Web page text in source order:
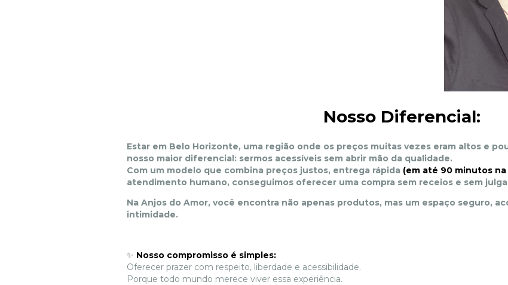
Nosso Diferencial:
Estar em Belo Horizonte, uma região onde os preços muitas vezes eram altos e
nosso maior diferencial: sermos acessíveis sem abrir mão da qualidade.
Com um modelo que combina preços justos, entrega rápida (em até 90 minutos
atendimento humano, conseguimos oferecer uma compra sem receios e sem
Na Anjos do Amor, você encontra não apenas produtos, mas um espaço seguro,
intimidade.
✨ Nosso compromisso é simples:
Oferecer prazer com respeito, liberdade e acessibilidade.
Porque todo mundo merece viver essa experiência.